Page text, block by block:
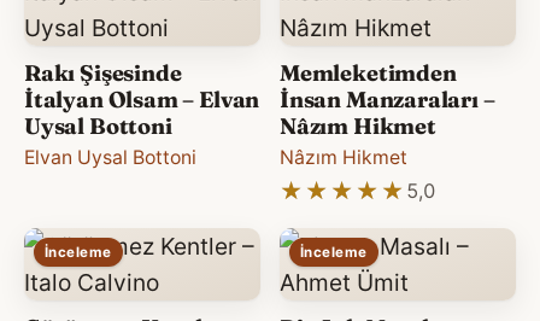
Rakı Şişesinde
İtalyan Olsam – Elvan
Uysal Bottoni
Elvan Uysal Bottoni
Memleketimden
İnsan Manzaraları –
Nâzım Hikmet
Nâzım Hikmet
★★★★★
★★★★★ 5,0
İnceleme İnceleme